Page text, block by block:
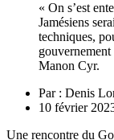
« On s’est
Jamésiens
techniques,
Manon Cyr.
Par : Denis
10 février
Une rencontre du